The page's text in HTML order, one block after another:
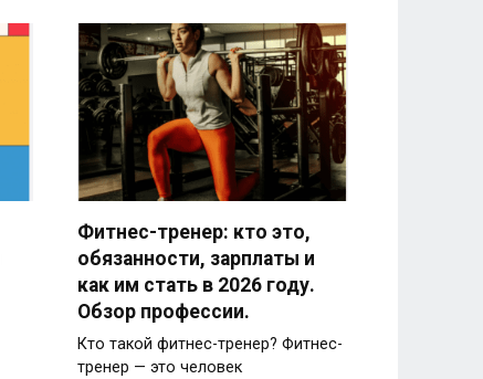
Фитнес-тренер: кто это,
обязанности, зарплаты и
как им стать в 2026 году.
Обзор профессии.
Кто такой фитнес-тренер? Фитнес-
тренер — это человек